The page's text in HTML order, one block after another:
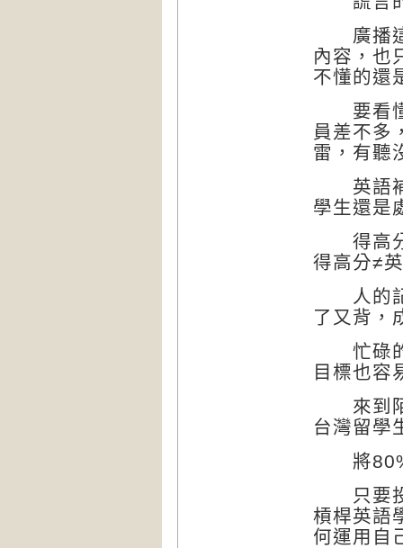
廣播這
內容，也
不懂的還
要看懂
員差不多
雷，有聽
英語補
學生還是
得高分
得高分≠
人的記
了又背，
忙碌的
目標也容
來到陌
台灣留學
將80%
只要投
槓桿英語
何運用自